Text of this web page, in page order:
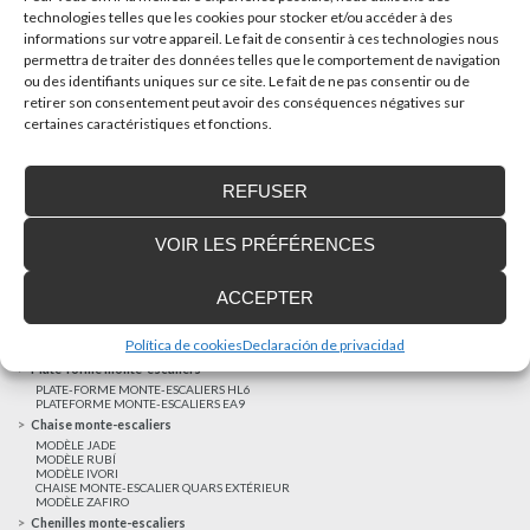
technologies telles que les cookies pour stocker et/ou accéder à des
informations sur votre appareil. Le fait de consentir à ces technologies nous
permettra de traiter des données telles que le comportement de navigation
ou des identifiants uniques sur ce site. Le fait de ne pas consentir ou de
retirer son consentement peut avoir des conséquences négatives sur
certaines caractéristiques et fonctions.
ACCEPTER
REFUSER
VOIR LES PRÉFÉRENCES
Política de cookiesDeclaración de privacidad
AUTRES NOUVELLES
Réalisations récentes
ASCENSEUR PRIVATIF EHP 05
ÉLÉVATEURS VERTICAUX BLE
Plate-forme monte-escaliers
PLATE-FORME MONTE-ESCALIERS HL6
PLATEFORME MONTE-ESCALIERS EA9
Chaise monte-escaliers
MODÈLE JADE
MODÈLE RUBÍ
MODÈLE IVORI
CHAISE MONTE-ESCALIER QUARS EXTÉRIEUR
MODÈLE ZAFIRO
Chenilles monte-escaliers